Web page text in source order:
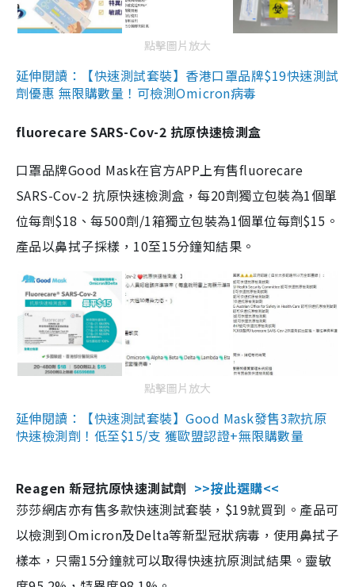
點擊圖片放大
延伸閱讀：【快速測試套裝】香港口罩品牌$19快速測試
劑優惠 無限購數量！可檢測Omicron病毒
fluorecare SARS-Cov-2 抗原快速檢測盒
口罩品牌Good Mask在官方APP上有售fluorecare
SARS-Cov-2 抗原快速檢測盒，每20劑獨立包裝為1個單
位每劑$18、每500劑/1箱獨立包裝為1個單位每劑$15。
產品以鼻拭子採樣，10至15分鐘知結果。
點擊圖片放大
延伸閱讀：【快速測試套裝】Good Mask發售3款抗原
快速檢測劑！低至$15/支 獲歐盟認證+無限購數量
Reagen 新冠抗原快速測試劑 >>按此選購<<
莎莎網店亦有售多款快速測試套裝，$19就買到。產品可
以檢測到Omicron及Delta等新型冠狀病毒，使用鼻拭子
樣本，只需15分鐘就可以取得快速抗原測試結果。靈敏